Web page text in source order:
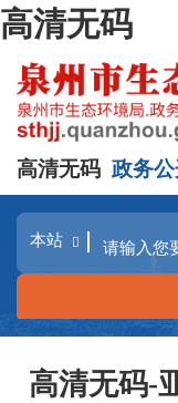
高清无码
高清无码 政务
高清无码-